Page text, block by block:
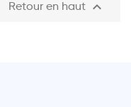
Retour en haut 